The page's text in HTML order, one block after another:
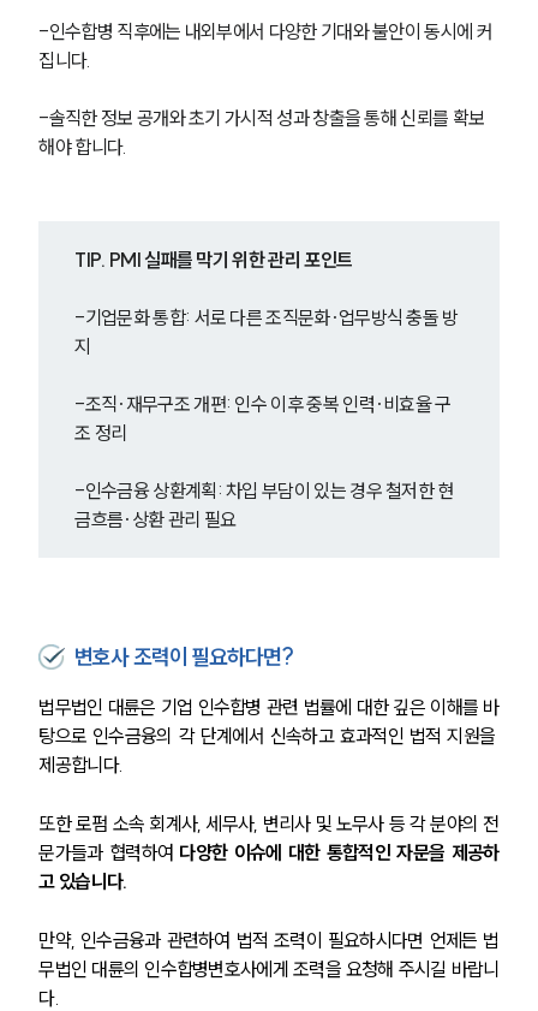
-인수합병 직후에는 내외부에서 다양한 기대와 불안이 동시에 커
집니다.
-솔직한 정보 공개와 초기 가시적 성과 창출을 통해 신뢰를 확보
해야 합니다.
TIP. PMI 실패를 막기 위한 관리 포인트
-기업문화 통합: 서로 다른 조직문화·업무방식 충돌 방
지
-조직·재무구조 개편: 인수 이후 중복 인력·비효율 구
조 정리
-인수금융 상환계획: 차입 부담이 있는 경우 철저한 현
금흐름·상환 관리 필요
변호사 조력이 필요하다면?
법무법인 대륜은 기업 인수합병 관련 법률에 대한 깊은 이해를 바
탕으로 인수금융의 각 단계에서 신속하고 효과적인 법적 지원을
제공합니다.
또한 로펌 소속 회계사, 세무사, 변리사 및 노무사 등 각 분야의 전
문가들과 협력하여 다양한 이슈에 대한 통합적인 자문을 제공하
고 있습니다.
만약, 인수금융과 관련하여 법적 조력이 필요하시다면 언제든 법
무법인 대륜의 인수합병변호사에게 조력을 요청해 주시길 바랍니
다.